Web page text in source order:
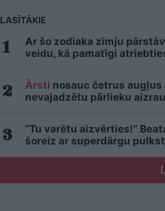
LASĪTĀKIE
Ar šo zodiaka zīmju
veidu, kā pamatīgi
Ārsti nosauc četrus augļus
nevajadzētu pārlieku
“Tu varētu aizvērties!”
šoreiz ar superdārgu